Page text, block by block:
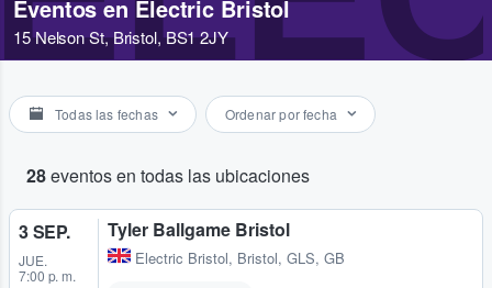
Eventos en Electric Bristol
15 Nelson St, Bristol, BS1 2JY
Todas las fechas Ordenar por fecha
28eventos en todas las ubicaciones
3 SEP.
JUE.
7:00 p. m.
Tyler Ballgame Bristol
Electric Bristol, Bristol, GLS, GB